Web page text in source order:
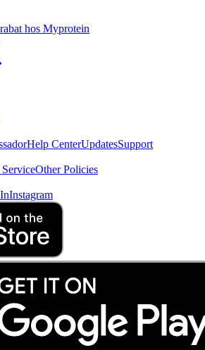
hos Myprotein
Help CenterUpdatesSupport
Other Policies
Instagram